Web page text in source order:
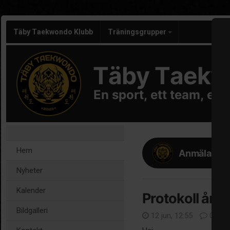
Täby Taekwondo Klubb Träningsgrupper
Täby
En sport, ett team, en
Hem
Nyheter
Kalender
Bildgalleri
Anmälan
Protokoll
12 jun, 12:55
0